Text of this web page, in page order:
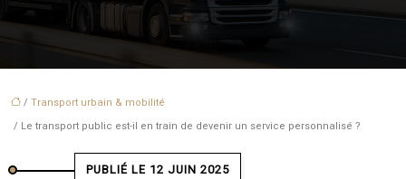
/ Transport urbain & mobilité
/ Le transport public est-il en train de devenir un service personnalisé ?
PUBLIÉ LE 12 JUIN 2025